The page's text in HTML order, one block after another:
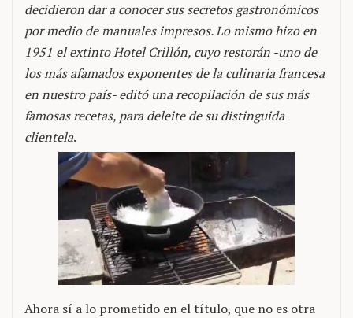
decidieron dar a conocer sus secretos gastronómicos
por medio de manuales impresos. Lo mismo hizo en
1951 el extinto Hotel Crillón, cuyo restorán -uno de
los más afamados exponentes de la culinaria francesa
en nuestro país- editó una recopilación de sus más
famosas recetas, para deleite de su distinguida
clientela.
Ahora sí a lo prometido en el título, que no es otra